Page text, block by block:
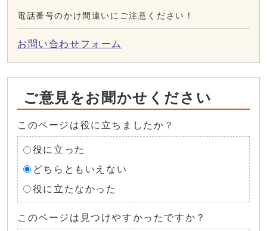
電話番号のかけ間違いにご注意ください！
お問い合わせフォーム
ご意見をお聞かせください
このページは役に立ちましたか？
役に立った
どちらともいえない
役に立たなかった
このページは見つけやすかったですか？